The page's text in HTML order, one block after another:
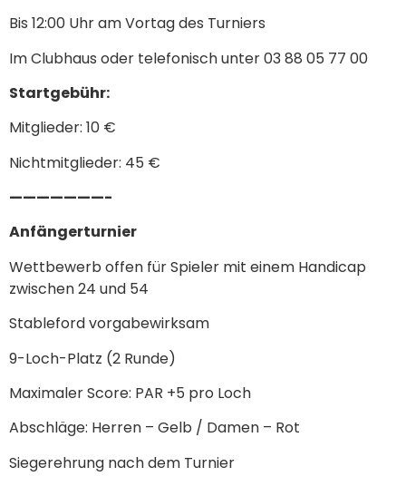
Bis 12:00 Uhr am Vortag des Turniers
Im Clubhaus oder telefonisch unter 03 88 05 77 00
Startgebühr:
Mitglieder: 10 €
Nichtmitglieder: 45 €
———————-
Anfängerturnier
Wettbewerb offen für Spieler mit einem Handicap
zwischen 24 und 54
Stableford vorgabewirksam
9-Loch-Platz (2 Runde)
Maximaler Score: PAR +5 pro Loch
Abschläge: Herren – Gelb / Damen – Rot
Siegerehrung nach dem Turnier